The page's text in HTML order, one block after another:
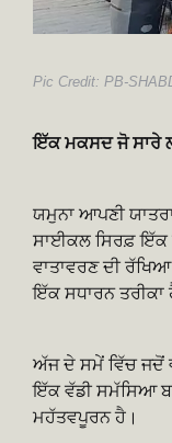
Pic Credit: PB-
ਇੱਕ ਮਕਸਦ ਜੋ ਸਾਰੇ
ਯਮੁਨਾ ਆਪਣੀ
ਸਾਈਕਲ ਸਿਰਫ਼ ਇੱਕ
ਵਾਤਾਵਰਣ ਦੀ
ਇੱਕ ਸਧਾਰਨ ਤਰੀਕਾ
ਅੱਜ ਦੇ ਸਮੇਂ ਵਿੱਚ ਜਦੋਂ
ਇੱਕ ਵੱਡੀ ਸਮੱਸਿਆ
ਮਹੱਤਵਪੂਰਨ ਹੈ।